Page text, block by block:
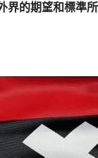
界的期望和標準所